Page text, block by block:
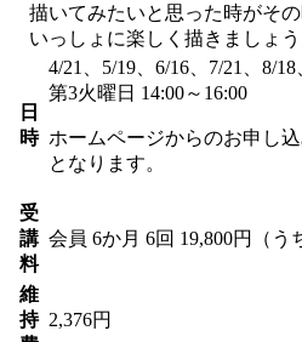
描いてみたいと思った時がその
いっしょに楽しく描きましょう
日
時
4/21、5/19、6/16、7/21、8/18
第3火曜日 14:00～16:00
ホームページからのお申し
となります。
受
講
料
会員 6か月 6回 19,800円（う
維
持 2,376円